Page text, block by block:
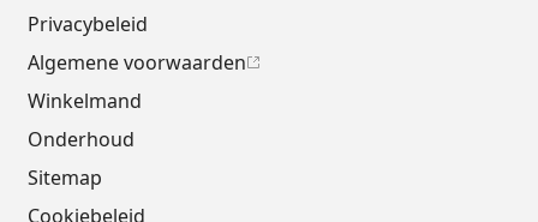
Privacybeleid
Algemene voorwaarden
Winkelmand
Onderhoud
Sitemap
Cookiebeleid